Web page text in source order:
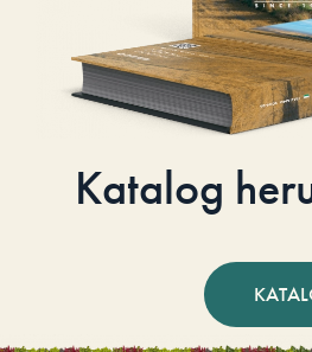
Katalog